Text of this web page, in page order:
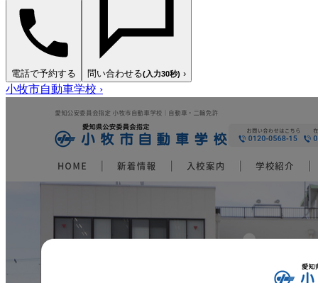
電話で予約する 問い合わせる(入力30秒) ›
小牧市自動車学校 ›